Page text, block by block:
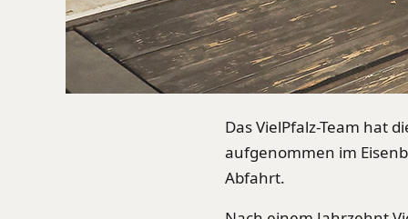
Das VielPfalz-Team hat
aufgenommen im
Abfahrt.